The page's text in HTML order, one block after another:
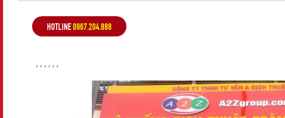
HOTLINE0967.204.888
, , , , , ,